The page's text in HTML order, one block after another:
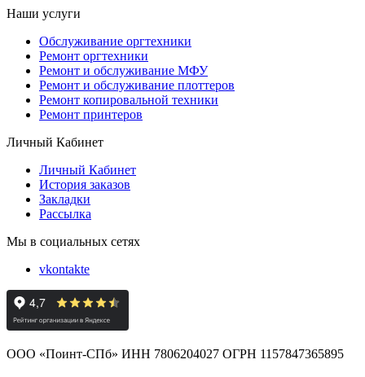
Наши услуги
Обслуживание оргтехники
Ремонт оргтехники
Ремонт и обслуживание МФУ
Ремонт и обслуживание плоттеров
Ремонт копировальной техники
Ремонт принтеров
Личный Кабинет
Личный Кабинет
История заказов
Закладки
Рассылка
Мы в социальных сетях
vkontakte
ООО «Поинт-СПб» ИНН 7806204027 ОГРН 1157847365895